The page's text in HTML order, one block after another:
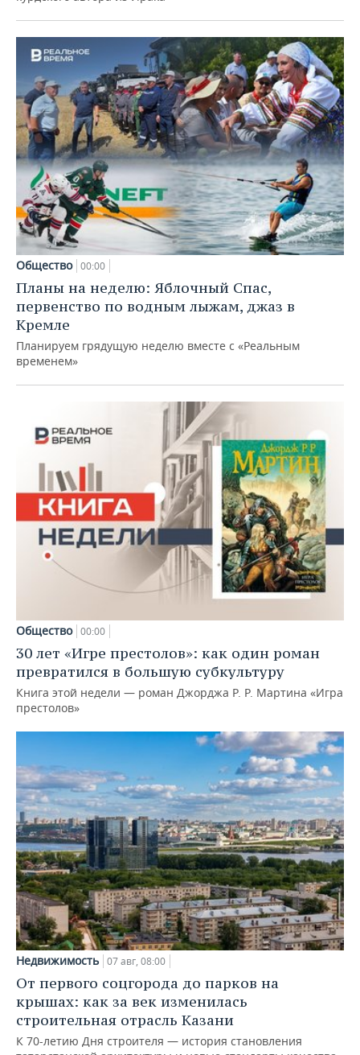
Общество 00:00
Планы на неделю: Яблочный Спас,
первенство по водным лыжам, джаз в
Кремле
Планируем грядущую неделю вместе с «Реальным
временем»
Общество 00:00
30 лет «Игре престолов»: как один роман
превратился в большую субкультуру
Книга этой недели — роман Джорджа Р. Р. Мартина «Игра
престолов»
Недвижимость 07 авг, 08:00
От первого соцгорода до парков на
крышах: как за век изменилась
строительная отрасль Казани
К 70-летию Дня строителя — история становления